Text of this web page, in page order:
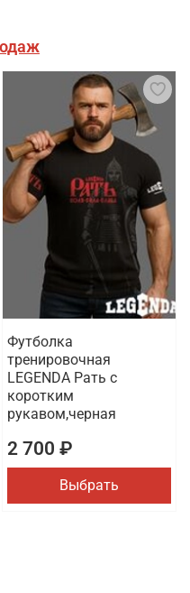
Футболка
тренировочная
LEGENDA Рать с
коротким
рукавом,черная
2 700 ₽
Выбрать